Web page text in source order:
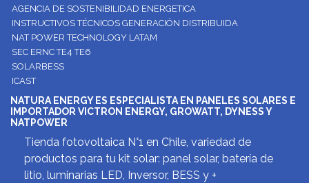
AGENCIA DE SOSTENIBILIDAD ENERGETICA
INSTRUCTIVOS TÉCNICOS GENERACIÓN DISTRIBUIDA
NAT POWER TECHNOLOGY LATAM
SEC ERNC TE4 TE6
SOLARBESS
ICAST
NATURA ENERGY ES ESPECIALISTA EN PANELES SOLARES E
IMPORTADOR VICTRON ENERGY, GROWATT, DYNESS Y
NATPOWER
Tienda fotovoltaica N°1 en Chile, variedad de
productos para tu kit solar: panel solar, batería de
litio, luminarias LED, Inversor, BESS y +